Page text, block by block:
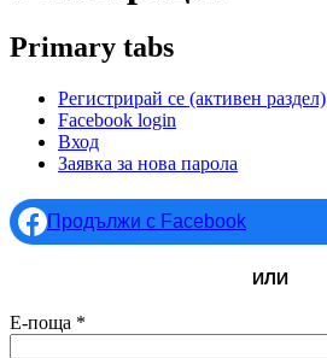
Primary tabs
Регистрирай се (активен раздел)
Facebook login
Вход
Заявка за нова парола
Продължи с Facebook
ИЛИ
Е-поща *